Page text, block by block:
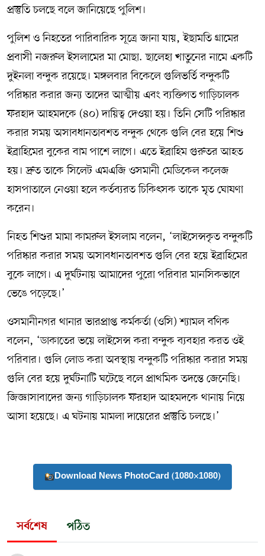
প্রস্তুতি চলছে বলে জানিয়েছে পুলিশ।
পুলিশ ও নিহতের পারিবারিক সূত্রে জানা যায়, ইছামতি গ্রামের
প্রবাসী নজরুল ইসলামের মা মোছা. ছালেহা খাতুনের নামে একটি
দুইনলা বন্দুক রয়েছে। মঙ্গলবার বিকেলে গুলিভর্তি বন্দুকটি
পরিষ্কার করার জন্য তাদের আত্মীয় এবং ব্যক্তিগত গাড়িচালক
ফরহাদ আহমদকে (৪০) দায়িত্ব দেওয়া হয়। তিনি সেটি পরিষ্কার
করার সময় অসাবধানতাবশত বন্দুক থেকে গুলি বের হয়ে শিশু
ইব্রাহিমের বুকের বাম পাশে লাগে। এতে ইব্রাহিম গুরুতর আহত
হয়। দ্রুত তাকে সিলেট এমএজি ওসমানী মেডিকেল কলেজ
হাসপাতালে নেওয়া হলে কর্তব্যরত চিকিৎসক তাকে মৃত ঘোষণা
করেন।
নিহত শিশুর মামা কামরুল ইসলাম বলেন, ‘লাইসেন্সকৃত বন্দুকটি
পরিষ্কার করার সময় অসাবধানতাবশত গুলি বের হয়ে ইব্রাহিমের
বুকে লাগে। এ দুর্ঘটনায় আমাদের পুরো পরিবার মানসিকভাবে
ভেঙে পড়েছে।’
ওসমানীনগর থানার ভারপ্রাপ্ত কর্মকর্তা (ওসি) শ্যামল বণিক
বলেন, ‘ডাকাতের ভয়ে লাইসেন্স করা বন্দুক ব্যবহার করত ওই
পরিবার। গুলি লোড করা অবস্থায় বন্দুকটি পরিষ্কার করার সময়
গুলি বের হয়ে দুর্ঘটনাটি ঘটেছে বলে প্রাথমিক তদন্তে জেনেছি।
জিজ্ঞাসাবাদের জন্য গাড়িচালক ফরহাদ আহমদকে থানায় নিয়ে
আসা হয়েছে। এ ঘটনায় মামলা দায়েরের প্রস্তুতি চলছে।’
Download News PhotoCard (1080×1080)
সর্বশেষ পঠিত